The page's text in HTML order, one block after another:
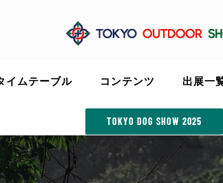
イムテーブル コンテンツ 出展一
TOKYO DOG SHOW 2025